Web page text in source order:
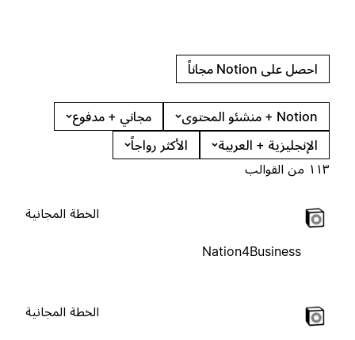
احصل على Notion مجاناً
Notion + منشئو المحتوى
مجاني + مدفوع
الإنجليزية + العربية
الأكثر رواجاً
١١٣ من القوالب
Nation4Business
الخطة المجانية
الخطة المجانية